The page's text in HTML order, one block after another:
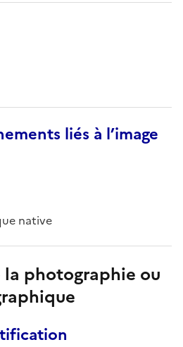
liés à l’image
native
photographie ou